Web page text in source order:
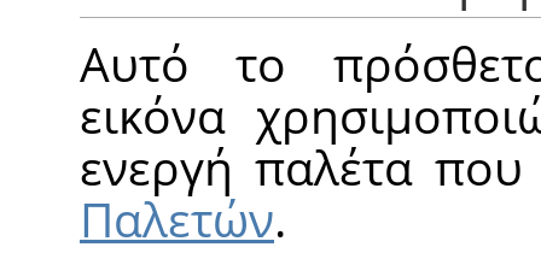
Αυτό το
εικόνα
ενεργή παλέτα
Παλετών.